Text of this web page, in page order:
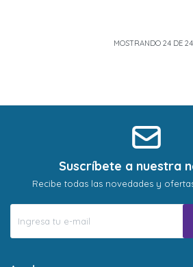
MOSTRANDO 24 DE 24
Suscríbete a nuestra
Recibe todas las novedades y